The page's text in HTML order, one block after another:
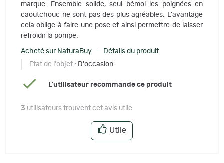
marque. Ensemble solide, seul bémol les poignées en
caoutchouc ne sont pas des plus agréables. L'avantage
cela oblige à faire une pose et ainsi permettre de laisser
refroidir la pompe.
Acheté sur NaturaBuy – Détails du produit
Etat de l'objet : D'occasion
L'utilisateur recommande ce produit
3 utilisateurs trouvent cet avis utile
Utile